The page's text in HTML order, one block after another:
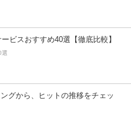
ビスおすすめ40選【徹底比較】
選
グから、ヒットの推移をチェッ